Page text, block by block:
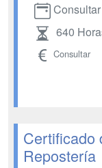
Consultar
640
Consultar
Certificado
Repostería